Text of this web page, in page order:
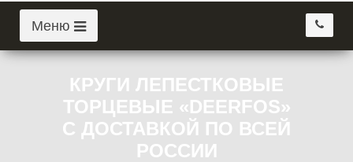
Меню
КРУГИ ЛЕПЕСТКОВЫЕ
ТОРЦЕВЫЕ «DEERFOS»
С ДОСТАВКОЙ ПО ВСЕЙ
РОССИИ